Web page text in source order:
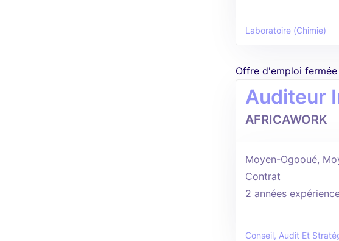
Laboratoire (Chimie)
Offre d'emploi fermée
Auditeur
AFRICAWORK
Moyen-Ogooué,
Contrat
2 années
Conseil, Audit Et